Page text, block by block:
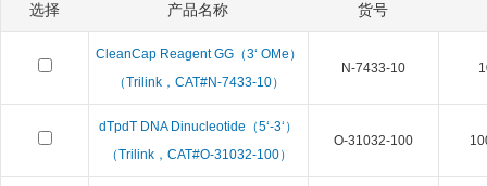
Biotez Berlin Diametra
Berry & Associates Zedira
LGC Maine Standards
选择 产品名称 货号
CleanCap Reagent GG（3‘ OMe）
（Trilink，CAT#N-7433-10）
N-7433-10
dTpdT DNA Dinucleotide（5‘-3‘）
（Trilink，CAT#O-31032-100）
O-31032-100